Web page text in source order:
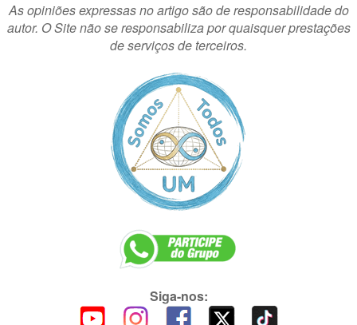
As opiniões expressas no artigo são de responsabilidade do
autor. O Site não se responsabiliza por quaisquer prestações
de serviços de terceiros.
Siga-nos: